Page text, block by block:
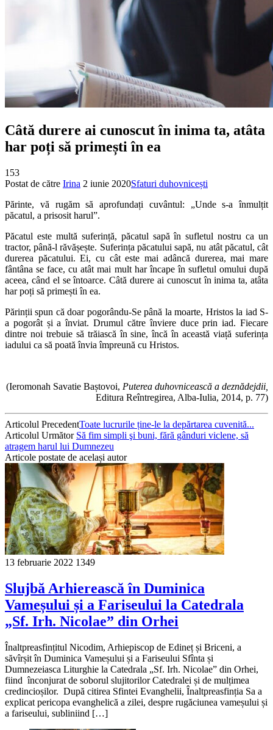
Câtă durere ai cunoscut în inima ta, atâta
har poți să primești în ea
153
Postat de către Irina 2 iunie 2020Sfaturi duhovnicești
Părinte, vă rugăm să aprofundați cuvântul: „Unde s-a înmulțit
păcatul, a prisosit harul”.
Păcatul este multă suferință, păcatul sapă în sufletul nostru ca un
tractor, până-l răvășește. Suferința păcatului sapă, nu atât păcatul, cât
durerea păcatului. Ei, cu cât este mai adâncă durerea, mai mare
fântâna se face, cu atât mai mult har încape în sufletul omului după
aceea, când el se întoarce. Câtă durere ai cunoscut în inima ta, atâta
har poți să primești în ea.
Părinții spun că doar pogorându-Se până la moarte, Hristos la iad S-
a pogorât și a înviat. Drumul către înviere duce prin iad. Fiecare
dintre noi trebuie să trăiască în sine, încă în această viață suferința
iadului ca să poată învia împreună cu Hristos.
(Ieromonah Savatie Baștovoi, Puterea duhovnicească a deznădejdii,
Editura Reîntregirea, Alba-Iulia, 2014, p. 77)
Articolul PrecedentToate lucrurile ține-le la depărtarea cuvenită...
Articolul Următor Să fim simpli şi buni, fără gânduri viclene, să
atragem harul lui Dumnezeu
Articole postate de același autor
13 februarie 2022 1349
Slujbă Arhierească în Duminica
Vameșului și a Fariseului la Catedrala
„Sf. Irh. Nicolae” din Orhei
Înaltpreasfințitul Nicodim, Arhiepiscop de Edineț și Briceni, a
săvîrșit în Duminica Vameșului și a Fariseului Sfînta și
Dumnezeiasca Liturghie la Catedrala „Sf. Irh. Nicolae” din Orhei,
fiind înconjurat de soborul slujitorilor Catedralei și de mulțimea
credincioșilor. După citirea Sfintei Evanghelii, Înaltpreasfinția Sa a
explicat pericopa evanghelică a zilei, despre rugăciunea vameșului și
a fariseului, subliniind […]